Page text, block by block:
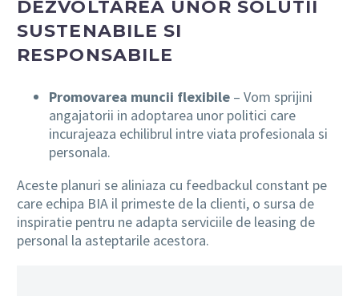
DEZVOLTAREA UNOR SOLUTII
SUSTENABILE SI
RESPONSABILE
Promovarea muncii flexibile – Vom sprijini
angajatorii in adoptarea unor politici care
incurajeaza echilibrul intre viata profesionala si
personala.
Aceste planuri se aliniaza cu feedbackul constant pe
care echipa BIA il primeste de la clienti, o sursa de
inspiratie pentru ne adapta serviciile de leasing de
personal la asteptarile acestora.